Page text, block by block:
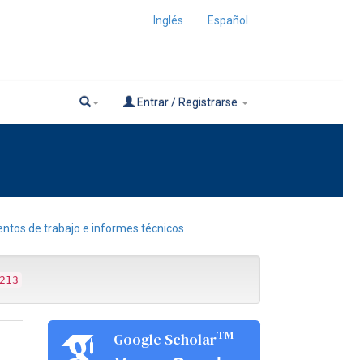
Inglés Español
Entrar / Registrarse
de trabajo e informes técnicos
Google ScholarTM